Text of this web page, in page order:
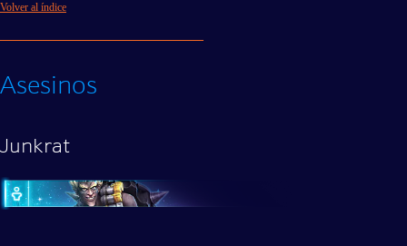
Volver al índice
Asesinos
Junkrat